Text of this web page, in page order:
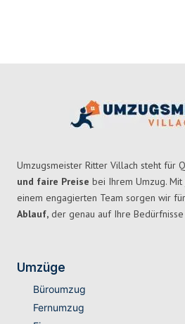
Umzugsmeister Ritter Villach steht für
und faire Preise bei Ihrem Umzug.
einem engagierten Team sorgen wir
Ablauf, der genau auf Ihre
Umzüge
Büroumzug
Fernumzug